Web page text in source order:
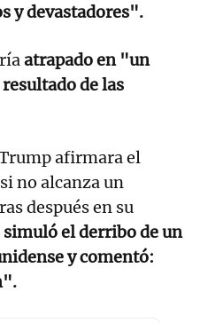
y devastadores".
atrapado en "un
de las
afirmara el
no alcanza un
después en su
simuló el derribo de un
y comentó: